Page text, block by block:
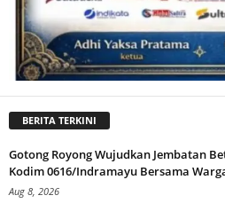
BERITA TERKINI
Gotong Royong Wujudkan Jembatan
Kodim 0616/Indramayu Bersama
Aug 8, 2026